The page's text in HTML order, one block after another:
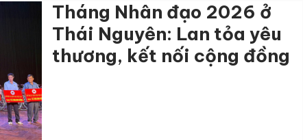
Tháng Nhân đạo 2026 ở
Thái Nguyên: Lan tỏa yêu
thương, kết nối cộng đồng